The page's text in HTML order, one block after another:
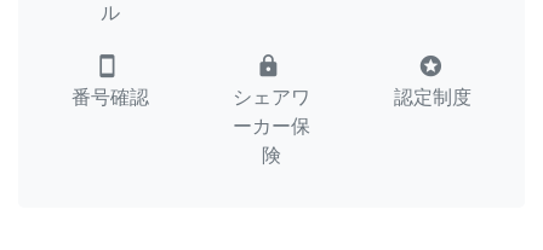
ル
smartphone
番号確認
lock
シェアワ
ーカー保
険
stars
認定制度